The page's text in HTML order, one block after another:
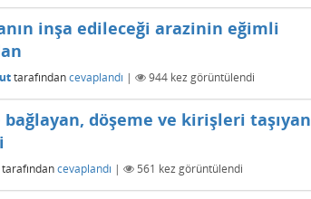
inşa edileceği arazinin eğimli
tarafındancevaplandı | 944 kez görüntülendi
döşeme ve kirişleri taşıyan
tarafındancevaplandı | 561 kez görüntülendi